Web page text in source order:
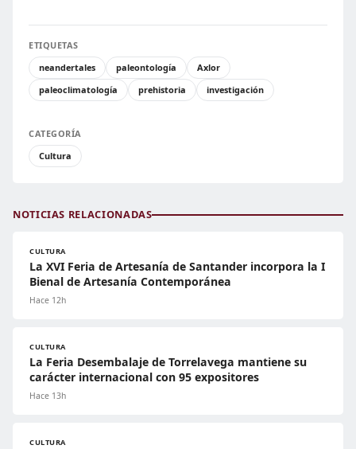
ETIQUETAS
neandertales
paleontología
Axlor
paleoclimatología
prehistoria investigación
CATEGORÍA
Cultura
NOTICIAS RELACIONADAS
CULTURA
La XVI Feria de Artesanía de Santander incorpora la I
Bienal de Artesanía Contemporánea
Hace 12h
CULTURA
La Feria Desembalaje de Torrelavega mantiene su
carácter internacional con 95 expositores
Hace 13h
CULTURA